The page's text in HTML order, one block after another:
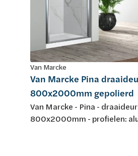
Van Marcke
Van Marcke Pina
800x2000mm gepolierd
Van Marcke - Pina -
800x2000mm - profielen: